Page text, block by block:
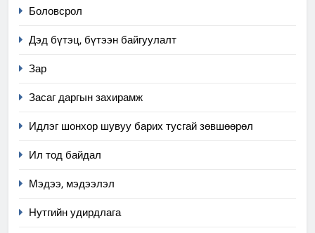
Боловсрол
Дэд бүтэц, бүтээн байгуулалт
Зар
Засаг даргын захирамж
Идлэг шонхор шувуу барих тусгай зөвшөөрөл
Ил тод байдал
Мэдээ, мэдээлэл
Нутгийн удирдлага